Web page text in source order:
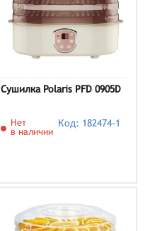
Сушилка Polaris PFD 0905D
Нет
в наличии
Код: 182474-1